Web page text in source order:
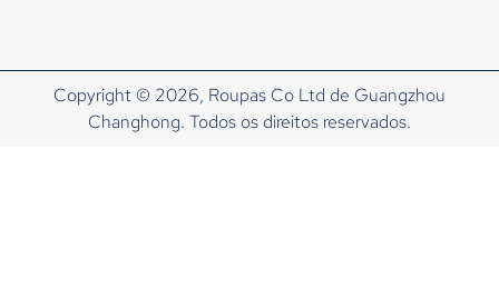
Copyright © 2026, Roupas Co Ltd de Guangzhou
Changhong. Todos os direitos reservados.